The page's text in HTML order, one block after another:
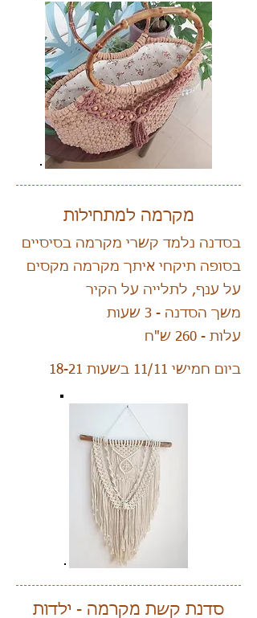
מקרמה למתחילות
בסדנה נלמד קשרי מקרמה בסיסיים
בסופה תיקחי איתך מקרמה מקסים
על ענף, לתלייה על הקיר
משך הסדנה - 3 שעות
עלות - 260 ש"ח
ביום חמישי 11/11 בשעות 18-21
סדנת קשת מקרמה - ילדות